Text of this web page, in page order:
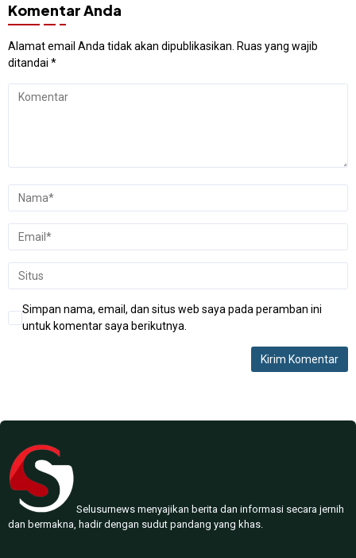
Komentar Anda
Alamat email Anda tidak akan dipublikasikan. Ruas yang wajib
ditandai *
Simpan nama, email, dan situs web saya pada peramban ini
untuk komentar saya berikutnya.
Selusurnews menyajikan berita dan informasi secara jernih
dan bermakna, hadir dengan sudut pandang yang khas.